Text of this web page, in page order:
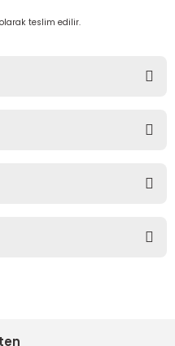
teslim edilir.
siz yapın!
öneri formunu